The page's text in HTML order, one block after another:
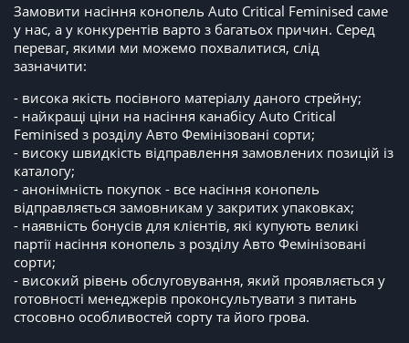
Замовити насіння конопель Auto Critical Feminised саме
у нас, а у конкурентів варто з багатьох причин. Серед
переваг, якими ми можемо похвалитися, слід
зазначити:
- висока якість посівного матеріалу даного стрейну;
- найкращі ціни на насіння канабісу Auto Critical
Feminised з розділу Авто Фемінізовані сорти;
- високу швидкість відправлення замовлених позицій із
каталогу;
- анонімність покупок - все насіння конопель
відправляється замовникам у закритих упаковках;
- наявність бонусів для клієнтів, які купують великі
партії насіння конопель з розділу Авто Фемінізовані
сорти;
- високий рівень обслуговування, який проявляється у
готовності менеджерів проконсультувати з питань
стосовно особливостей сорту та його грова.